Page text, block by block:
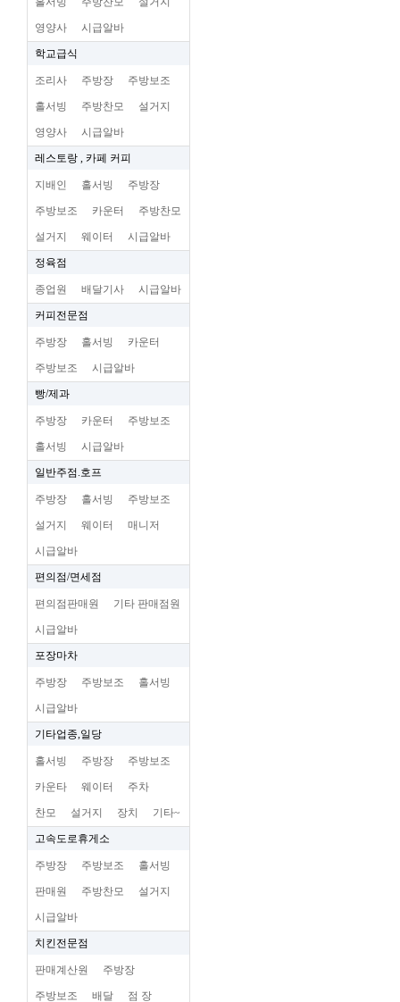
영양사 시급알바
학교급식
조리사 주방장 주방보조
홀서빙 주방찬모 설거지
영양사 시급알바
레스토랑 , 카페 커피
지배인 홀서빙 주방장
주방보조 카운터 주방찬모
설거지 웨이터 시급알바
정육점
종업원 배달기사 시급알바
커피전문점
주방장 홀서빙 카운터
주방보조 시급알바
빵/제과
주방장 카운터 주방보조
홀서빙 시급알바
일반주점.호프
주방장 홀서빙 주방보조
설거지 웨이터 매니저
시급알바
편의점/면세점
편의점판매원 기타 판매점원
시급알바
포장마차
주방장 주방보조 홀서빙
시급알바
기타업종,일당
홀서빙 주방장 주방보조
카운타 웨이터 주차
찬모 설거지 장치 기타~
고속도로휴게소
주방장 주방보조 홀서빙
판매원 주방찬모 설거지
시급알바
치킨전문점
판매계산원 주방장
주방보조 배달 점 장